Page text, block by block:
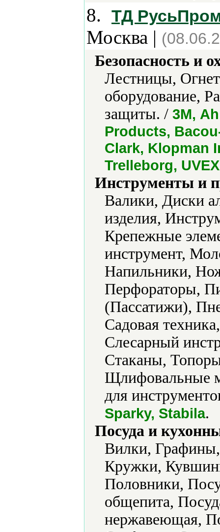
8. ТД
Москва |
Безопасность и
Лестницы,
оборудование,
защиты. / 3М,
Products,
Clark, Klopman
Trelleborg, UVEX
Инструменты и
Валики, Диски
изделия,
Крепежные
инструмент,
Напильники,
Перфораторы,
(Пассатижи),
Садовая
Слесарный
Стаканы,
Щлифовальные
для
Sparky, Stabila.
Посуда и
Вилки,
Кружки,
Половники,
общепита,
нержавеющая,